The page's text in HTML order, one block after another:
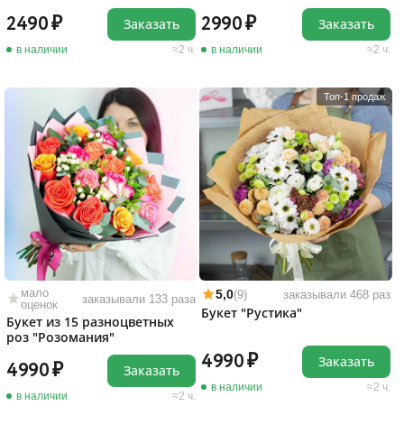
2490
в наличии 2 ч.
Заказать 2990
в наличии 2 ч.
Заказать
мало
оценок
заказывали 133 раза
Букет из 15 разноцветных
роз "Розомания"
4990
в наличии 2 ч.
Заказать
Топ-1 продаж
5,0(9) заказывали 468 раз
Букет "Рустика"
4990
в наличии 2 ч.
Заказать